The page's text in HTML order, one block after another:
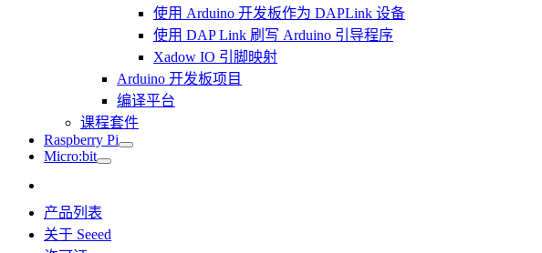
使用 Arduino 开发板作为 DAPLink 设备
使用 DAP Link 刷写 Arduino 引导程序
Xadow IO 引脚映射
Arduino 开发板项目
编译平台
课程套件
Raspberry Pi
Micro:bit
产品列表
关于 Seeed